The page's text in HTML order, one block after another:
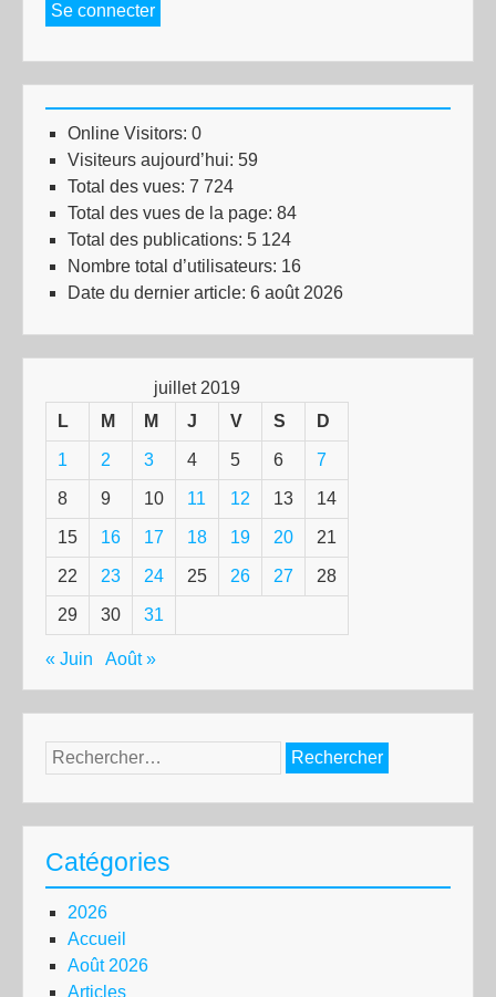
Se connecter
Online Visitors: 0
Visiteurs aujourd’hui: 59
Total des vues: 7 724
Total des vues de la page: 84
Total des publications: 5 124
Nombre total d’utilisateurs: 16
Date du dernier article: 6 août 2026
juillet 2019
L
M M J V S D
1 2 3 4 5 6 7
8 9 10 11 12 13 14
15 16 17 18 19 20 21
22 23 24 25 26 27 28
29 30 31
« Juin Août »
Rechercher :
Catégories
2026
Accueil
Août 2026
Articles